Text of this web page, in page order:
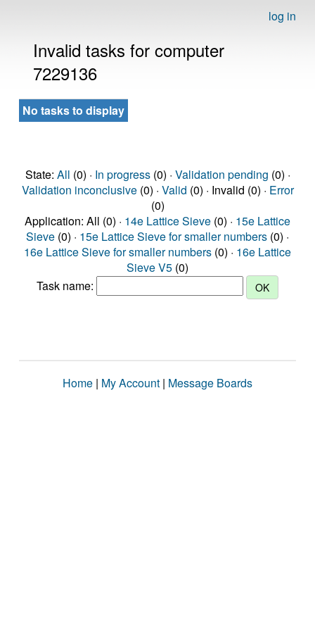
log in
Invalid tasks for computer
7229136
No tasks to display
State: All (0) · In progress(0) · Validation pending (0) ·
Validation inconclusive(0) · Valid (0) · Invalid (0) · Error
(0)
Application: All (0) · 14e Lattice Sieve (0) · 15e Lattice
Sieve (0) · 15e Lattice Sieve for smaller numbers (0) ·
16e Lattice Sieve for smaller numbers (0) · 16e Lattice
Sieve V5 (0)
Task name:
Home | My Account | Message Boards